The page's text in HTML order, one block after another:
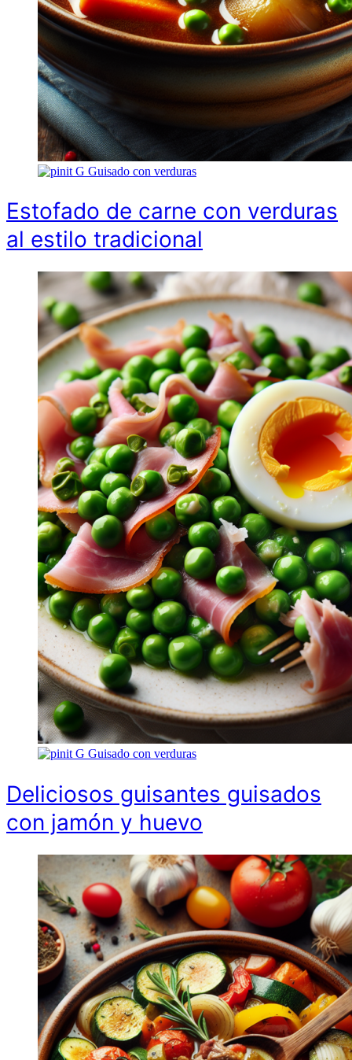
G Guisado con verduras
Estofado de carne con verduras
al estilo tradicional
G Guisado con verduras
Deliciosos guisantes guisados
con jamón y huevo